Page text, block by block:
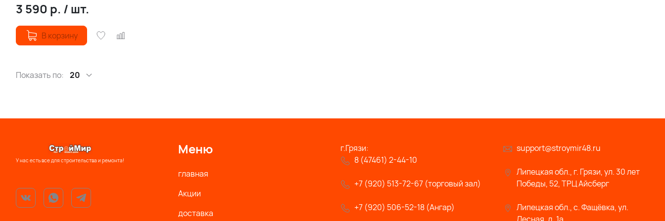
3 590 р. / шт.
В корзину
Показать по: 20
У нас есть все для строительства и ремонта!
support@stroymir48.ru
Липецкая обл., г. Грязи, ул. 30 лет
Победы, 52, ТРЦ Айсберг
Липецкая обл., с. Фащёвка, ул.
Меню
главная
Акции
доставка
г.Грязи:
8 (47461) 2-44-10
+7 (920) 513-72-67 (торговый зал)
+7 (920) 506-52-18 (Ангар)